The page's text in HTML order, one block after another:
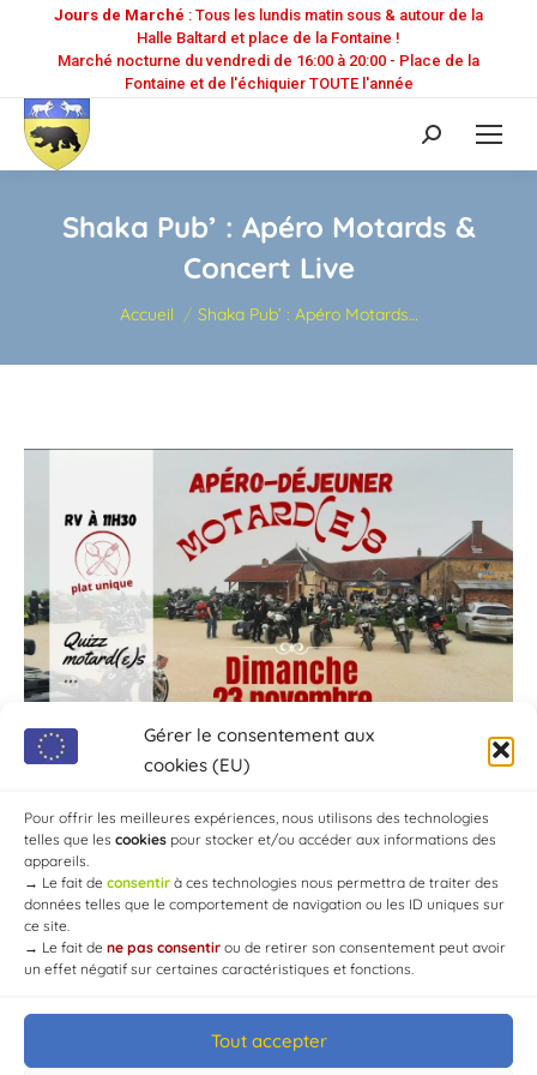
Gérer le consentement aux
cookies (EU)
Pour offrir les meilleures expériences, nous utilisons des technologies
telles que les cookies pour stocker et/ou accéder aux informations des
appareils.
→ Le fait de consentir à ces technologies nous permettra de traiter des
données telles que le comportement de navigation ou les ID uniques sur
ce site.
→ Le fait de ne pas consentir ou de retirer son consentement peut avoir
un effet négatif sur certaines caractéristiques et fonctions.
Tout accepter
Jours de Marché : Tous les lundis matin sous & autour de la
Halle Baltard et place de la Fontaine !
Marché nocturne du vendredi de 16:00 à 20:00 - Place de la
Fontaine et de l'échiquier TOUTE l'année
Recherche
:
Shaka Pub’ : Apéro Motards &
Concert Live
Vous êtes ici :
Accueil Shaka Pub’ : Apéro Motards…
© Mairie de Chaource [2004-2024] | Tous droits réservés.